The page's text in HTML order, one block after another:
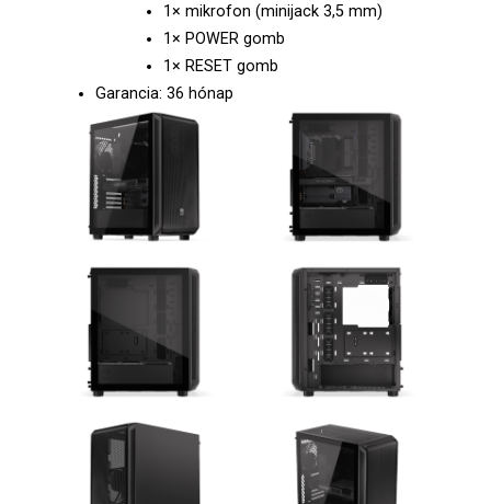
1× mikrofon (minijack 3,5 mm)
1× POWER gomb
1× RESET gomb
Garancia: 36 hónap